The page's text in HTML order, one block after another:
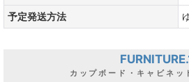
予定発送方法
カップボード・キャビネッ